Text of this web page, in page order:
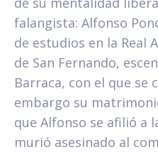
falangista: Alfonso
de estudios en la Real
de San Fernando,
Barraca, con el que se
embargo su
que Alfonso se afilió a
murió asesinado al